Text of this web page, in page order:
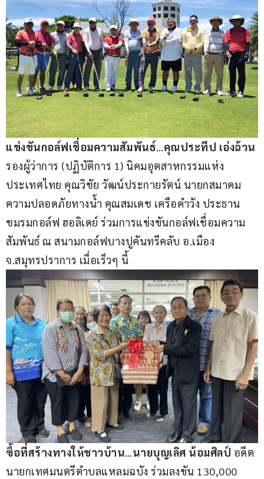
แข่งขันกอล์ฟเชื่อมความสัมพันธ์…คุณประทีป เอ่งฉ้วน
รองผู้ว่าการ (ปฏิบัติการ 1) นิคมอุตสาหกรรมแห่ง
ประเทศไทย คุณวิชัย วัฒน์ประกายรัตน์ นายกสมาคม
ความปลอดภัยทางน้ำ คุณสมเดช เครือคำวัง ประธาน
ชมรมกอล์ฟ ฮอลิเดย์ ร่วมการแข่งขันกอล์ฟเชื่อมความ
สัมพันธ์ ณ สนามกอล์ฟบางปูคันทรีคลับ อ.เมือง
จ.สมุทรปราการ เมื่อเร็วๆ นี้
ซื้อที่สร้างทางให้ชาวบ้าน…นายบุญเลิศ น้อมศิลป์ อดีต
นายกเทศมนตรีตำบลแหลมฉบัง ร่วมลงขัน 130,000